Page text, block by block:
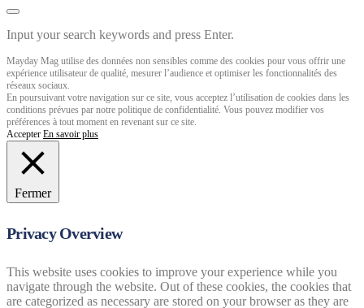
Input your search keywords and press Enter.
Mayday Mag utilise des données non sensibles comme des cookies pour vous offrir une
expérience utilisateur de qualité, mesurer l’audience et optimiser les fonctionnalités des
réseaux sociaux.
En poursuivant votre navigation sur ce site, vous acceptez l’utilisation de cookies dans les
conditions prévues par notre politique de confidentialité. Vous pouvez modifier vos
préférences à tout moment en revenant sur ce site.
Accepter En savoir plus
Fermer
Privacy Overview
This website uses cookies to improve your experience while you
navigate through the website. Out of these cookies, the cookies that
are categorized as necessary are stored on your browser as they are